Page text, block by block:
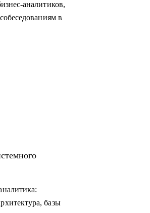
аналитиков,
в
базы